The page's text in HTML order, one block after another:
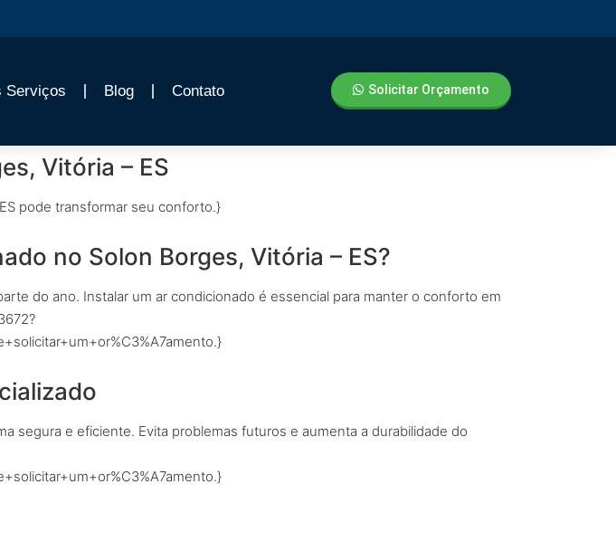
Serviços Blog Contato Solicitar Orçamento
Vitória – ES
pode transformar seu conforto.}
no Solon Borges, Vitória – ES?
do ano. Instalar um ar condicionado é essencial para manter o conforto em
segura e eficiente. Evita problemas futuros e aumenta a durabilidade do